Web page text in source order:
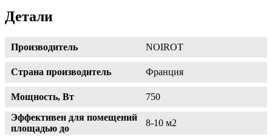
Детали
Производитель NOIROT
Страна производитель Франция
Мощность, Вт
750
Эффективен для помещений
площадью до
8-10 м2